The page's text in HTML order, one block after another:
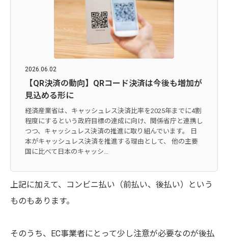
2026.06.02
【QR決済の動向】QRコード決済は今後も増加が
見込める形に
経済産業省は、キャッシュレス決済比率を2025年までに4割
程度にするという政府目標の達成に向け、関係省庁と連携し
つつ、キャッシュレス決済の推進に取り組んでいます。 日
本がキャッシュレス決済を推進する理由として、 他の主要
国に比べて日本のキャッシ...
上記に加えて、コンビニ払い（前払い、後払い）という
ものもあります。
そのうち、EC事業者にとって少し注意が必要なのが後払